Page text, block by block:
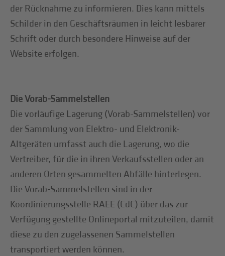
der Rücknahme zu informieren. Dies kann mittels
Schilder in den Geschäftsräumen in leicht lesbarer
Schrift oder durch besondere Hinweise auf der
Website erfolgen.
Die Vorab-Sammelstellen
Die vorläufige Lagerung (Vorab-Sammelstellen) vor
der Sammlung von Elektro- und Elektronik-
Altgeräten umfasst auch die Lagerung, wo die
Vertreiber, für die in ihren Verkaufsstellen oder an
anderen Orten gesammelten Abfälle hinterlegen.
Die Vorab-Sammelstellen sind in der
Koordinierungsstelle RAEE (CdC) über das zur
Verfügung gestellte Onlineportal mitzuteilen, damit
diese zu den zugelassenen Sammelstellen
transportiert werden können.